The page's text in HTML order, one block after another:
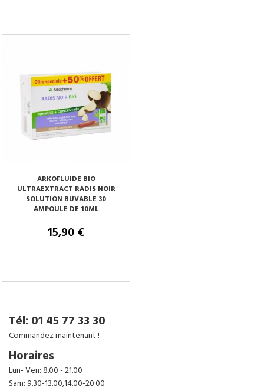
ARKOFLUIDE BIO
ULTRAEXTRACT RADIS NOIR
SOLUTION BUVABLE 30
AMPOULE DE 10ML
15,90 €
Tél: 01 45 77 33 30
Commandez maintenant !
Horaires
Lun- Ven: 8.00 - 21.00
Sam: 9.30-13.00,14.00-20.00